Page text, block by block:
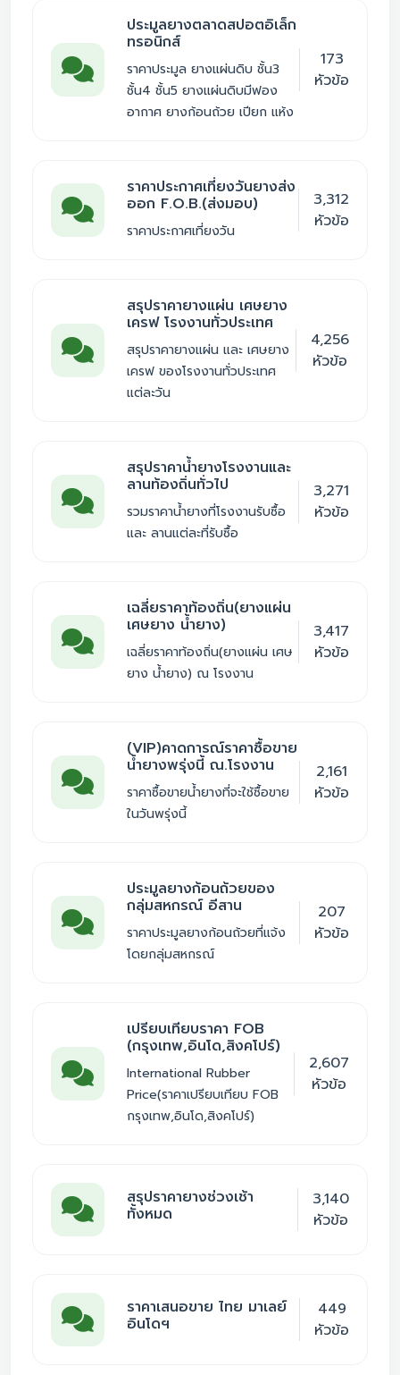
ประมูลยางตลาดสปอตอิเล็ก
ทรอนิกส์
ราคาประมูล ยางแผ่นดิบ ชั้น3
ชั้น4 ชั้น5 ยางแผ่นดิบมีฟอง
อากาศ ยางก้อนถ้วย เปียก แห้ง
173
หัวข้อ
ราคาประกาศเที่ยงวันยางส่ง
ออก F.O.B.(ส่งมอบ)
ราคาประกาศเที่ยงวัน
3,312
หัวข้อ
สรุปราคายางแผ่น เศษยาง
เครฟ โรงงานทั่วประเทศ
สรุปราคายางแผ่น และ เศษยาง
เครฟ ของโรงงานทั่วประเทศ
แต่ละวัน
4,256
หัวข้อ
สรุปราคาน้ำยางโรงงานและ
ลานท้องถิ่นทั่วไป
รวมราคาน้ำยางที่โรงงานรับซื้อ
และ ลานแต่ละที่รับซื้อ
3,271
หัวข้อ
เฉลี่ยราคาท้องถิ่น(ยางแผ่น
เศษยาง น้ำยาง)
เฉลี่ยราคาท้องถิ่น(ยางแผ่น เศษ
ยาง น้ำยาง) ณ โรงงาน
3,417
หัวข้อ
(VIP)คาดการณ์ราคาซื้อขาย
น้ำยางพรุ่งนี้ ณ.โรงงาน
ราคาซื้อขายน้ำยางที่จะใช้ซื้อขาย
ในวันพรุ่งนี้
2,161
หัวข้อ
ประมูลยางก้อนถ้วยของ
กลุ่มสหกรณ์ อีสาน
ราคาประมูลยางก้อนถ้วยที่แจ้ง
โดยกลุ่มสหกรณ์
207
หัวข้อ
เปรียบเทียบราคา FOB
(กรุงเทพ,อินโด,สิงคโปร์)
International Rubber
Price(ราคาเปรียบเทียบ FOB
กรุงเทพ,อินโด,สิงคโปร์)
2,607
หัวข้อ
สรุปราคายางช่วงเช้า
ทั้งหมด
3,140
หัวข้อ
ราคาเสนอขาย ไทย มาเลย์
อินโดฯ
449
หัวข้อ